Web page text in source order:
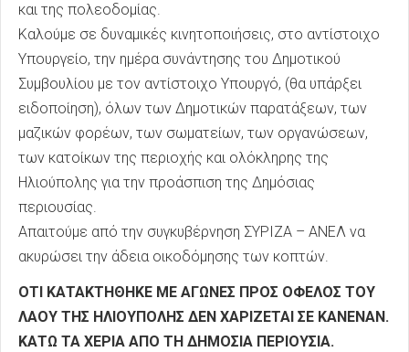
και της πολεοδομίας.
Καλούμε σε δυναμικές κινητοποιήσεις, στο αντίστοιχο
Υπουργείο, την ημέρα συνάντησης του Δημοτικού
Συμβουλίου με τον αντίστοιχο Υπουργό, (θα υπάρξει
ειδοποίηση), όλων των Δημοτικών παρατάξεων, των
μαζικών φορέων, των σωματείων, των οργανώσεων,
των κατοίκων της περιοχής και ολόκληρης της
Ηλιούπολης για την προάσπιση της Δημόσιας
περιουσίας.
Απαιτούμε από την συγκυβέρνηση ΣΥΡΙΖΑ – ΑΝΕΛ να
ακυρώσει την άδεια οικοδόμησης των κοπτών.
ΟΤΙ ΚΑΤΑΚΤΗΘΗΚΕ ΜΕ ΑΓΩΝΕΣ ΠΡΟΣ ΟΦΕΛΟΣ ΤΟΥ
ΛΑΟΥ ΤΗΣ ΗΛΙΟΥΠΟΛΗΣ ΔΕΝ ΧΑΡΙΖΕΤΑΙ ΣΕ ΚΑΝΕΝΑΝ.
ΚΑΤΩ ΤΑ ΧΕΡΙΑ ΑΠΟ ΤΗ ΔΗΜΟΣΙΑ ΠΕΡΙΟΥΣΙΑ.